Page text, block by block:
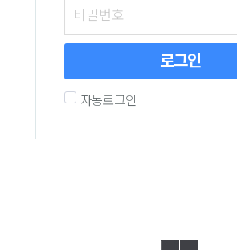
로그인
자동로그인